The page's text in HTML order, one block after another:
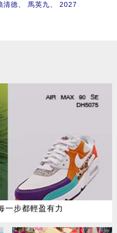
清德、 馬英九、 2027
一步都輕盈有力